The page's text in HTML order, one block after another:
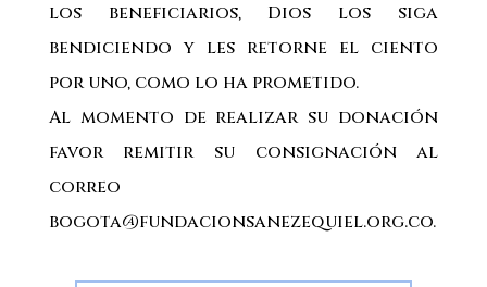
los beneficiarios, Dios los siga
bendiciendo y les retorne el ciento
por uno, como lo ha prometido.
Al momento de realizar su donación
favor remitir su consignación al
correo
bogota@fundacionsanezequiel.org.co.